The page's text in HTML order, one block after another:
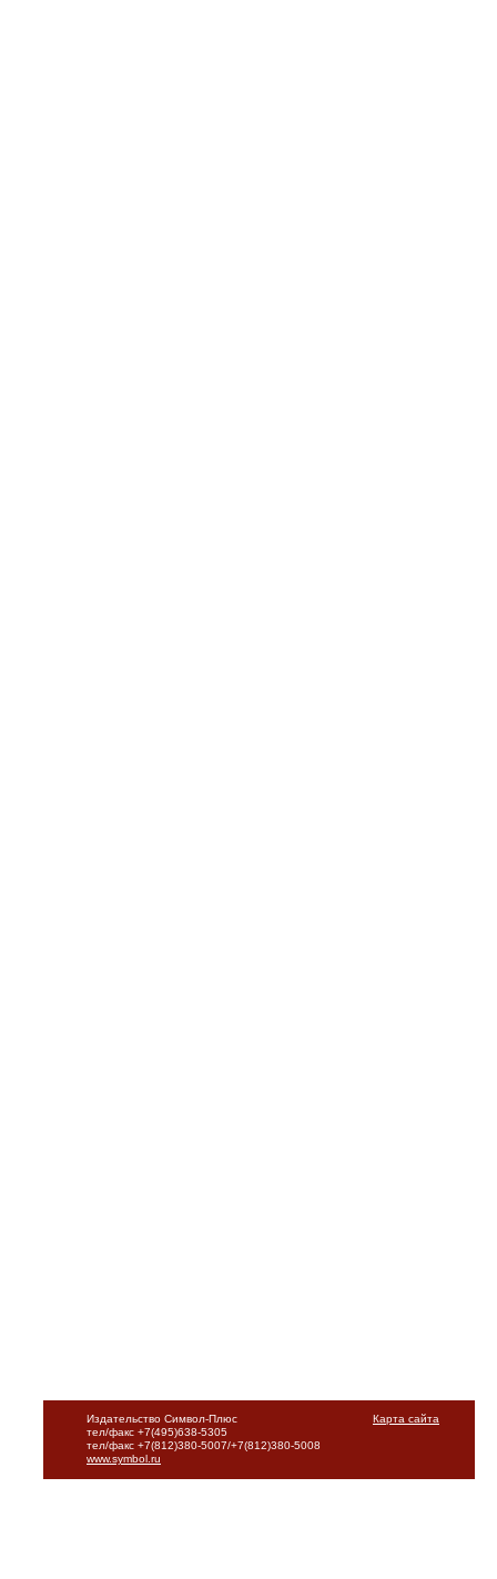
Карта сайта
Издательство Символ-Плюс
тел/факс +7(495)638-5305
тел/факс +7(812)380-5007/+7(812)380-5008
www.symbol.ru